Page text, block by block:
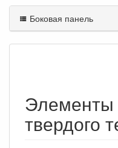
Боковая панель
Элементы
твердого